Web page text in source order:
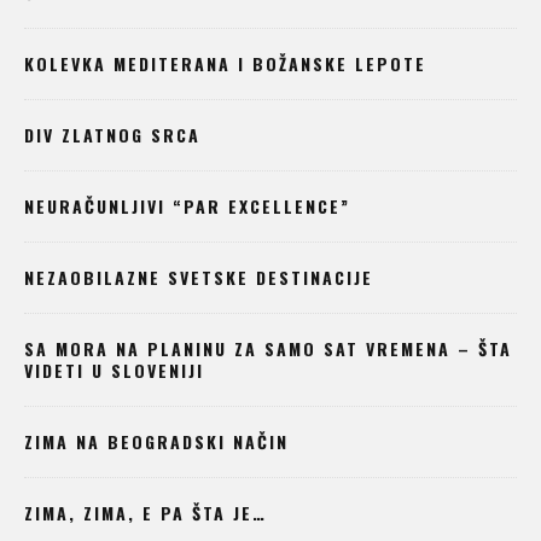
KOLEVKA MEDITERANA I BOŽANSKE LEPOTE
DIV ZLATNOG SRCA
NEURAČUNLJIVI “PAR EXCELLENCE”
NEZAOBILAZNE SVETSKE DESTINACIJE
SA MORA NA PLANINU ZA SAMO SAT VREMENA – ŠTA
VIDETI U SLOVENIJI
ZIMA NA BEOGRADSKI NAČIN
ZIMA, ZIMA, E PA ŠTA JE…